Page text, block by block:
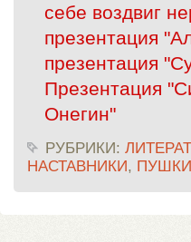
себе воздвиг
презентация
презентация
Презентация
Онегин"
РУБРИКИ:
НАСТАВНИКИ,